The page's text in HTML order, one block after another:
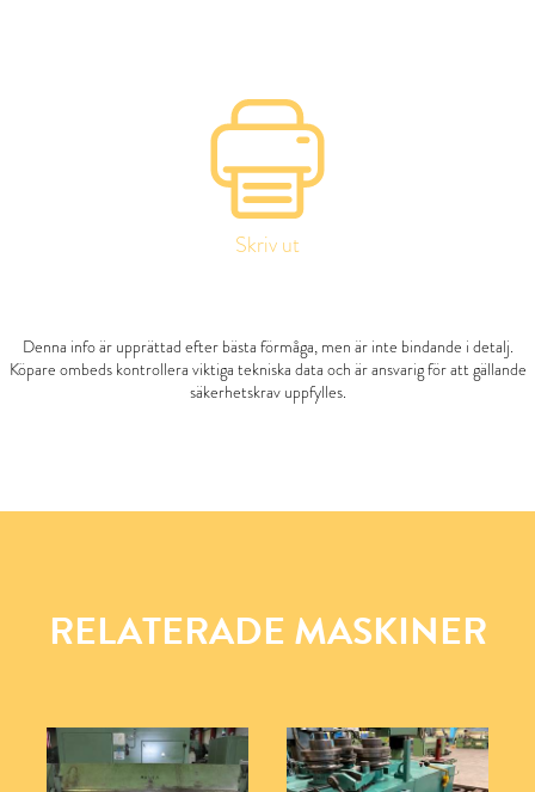
Skriv ut
Denna info är upprättad efter bästa förmåga, men är inte bindande i detalj.
Köpare ombeds kontrollera viktiga tekniska data och är ansvarig för att gällande
säkerhetskrav uppfylles.
RELATERADE MASKINER